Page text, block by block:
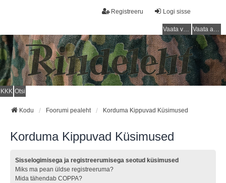
Logi sisse
Registreeru
Vaata vastamata teemasi Vaata aktiivseid teemasid
KKK Otsi
Kodu Foorumi pealeht Korduma Kippuvad Küsimused
Korduma Kippuvad Küsimused
Sisselogimisega ja registreerumisega seotud küsimused
Miks ma pean üldse registreeruma?
Mida tähendab COPPA?